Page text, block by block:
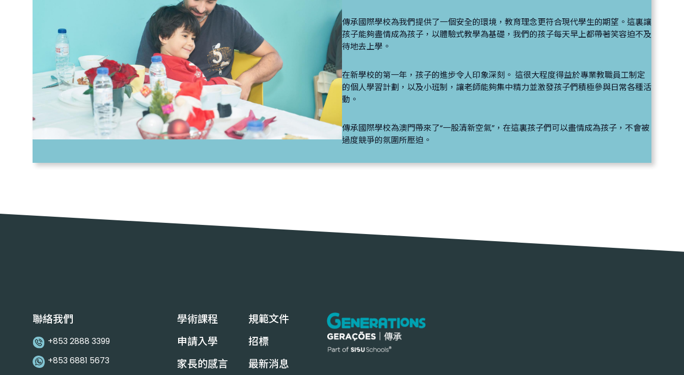
傳承國際學校為我們提供了一個安全的環境，教育理念更符合現代學生的期望。這裏讓
孩子能夠盡情成為孩子，以體驗式教學為基礎，我們的孩子每天早上都帶著笑容迫不及
待地去上學。
在新學校的第一年，孩子的進步令人印象深刻。 這很大程度得益於專業教職員工制定
的個人學習計劃，以及小班制，讓老師能夠集中精力並激發孩子們積極參與日常各種活
動。
傳承國際學校為澳門帶來了“一股清新空氣”，在這裏孩子們可以盡情成為孩子，不會被
過度競爭的氛圍所壓迫。
聯絡我們
+853 2888 3399
+853 6881 5673
學術課程
申請入學
家長的感言
規範文件
招標
最新消息